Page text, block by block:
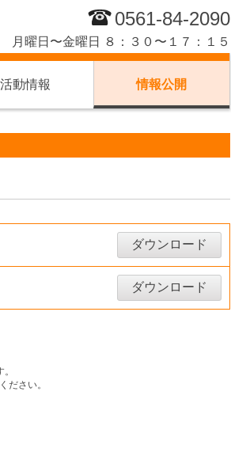
0561-84-2090
月曜日〜金曜日 ８：３０〜１７：１５
活動情報 情報公開
ダウンロード
ダウンロード
ださい。